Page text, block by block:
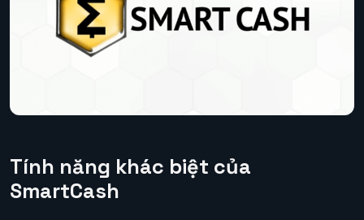
Tính năng khác biệt của
SmartCash